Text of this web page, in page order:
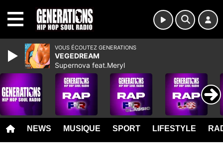
NEWS MUSIQUE SPORT LIFESTYLE
VOUS ÉCOUTEZ GENERATIONS
VEGEDREAM
Supernova feat.Meryl